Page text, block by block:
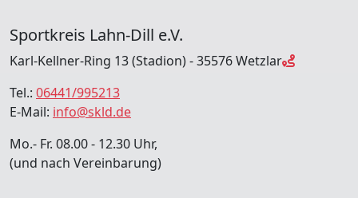
Sportkreis Lahn-Dill e.V.
Karl-Kellner-Ring 13 (Stadion) - 35576 Wetzlar
Tel.: 06441/995213
E-Mail: info@skld.de
Mo.- Fr. 08.00 - 12.30 Uhr,
(und nach Vereinbarung)